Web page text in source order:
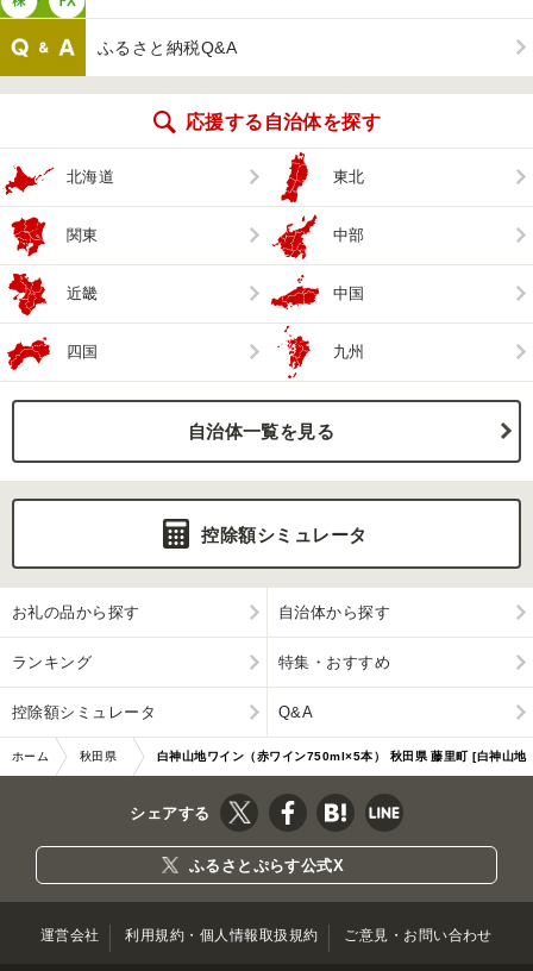
ふるさと納税Q&A
応援する自治体を探す
北海道 東北
関東 中部
近畿 中国
四国 九州
自治体一覧を見る
控除額シミュレータ
お礼の品から探す 自治体から探す
ランキング 特集・おすすめ
控除額シミュレータ Q&A
ホーム 秋田県 白神山地ワイン（赤ワイン750ml×5本） 秋田県 藤里町 [白神山地
赤ワイン 贈り…|10011
シェアする
ふるさとぷらす公式X
運営会社 利用規約・個人情報取扱規約 ご意見・お問い合わせ